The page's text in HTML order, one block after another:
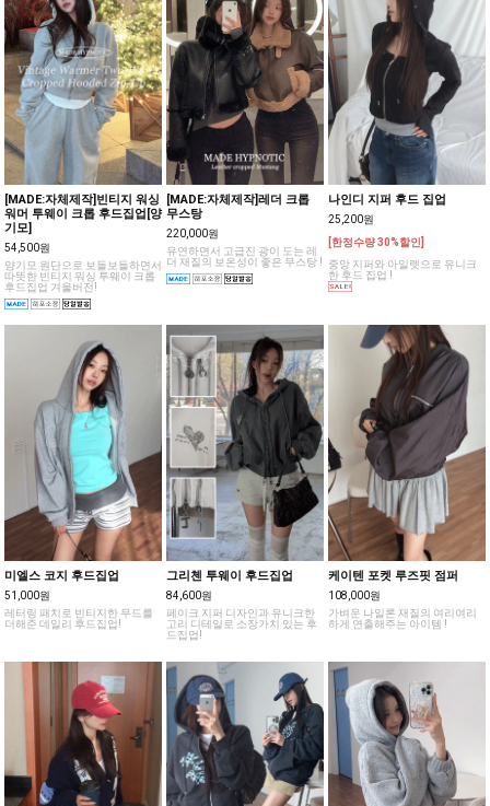
[MADE:자체제작]빈티지 워싱
워머 투웨이 크롭 후드집업[양
기모]
54,500원
양기모 원단으로 보들보들하면서
따뜻한 빈티지 워싱 투웨이 크롭
후드집업 겨울버전!
[MADE:자체제작]레더 크롭
무스탕
220,000원
유연하면서 고급진 광이 도는 레
더 재질의 보온성이 좋은 무스탕 !
나인디 지퍼 후드 집업
25,200원
[한정수량 30%할인]
중앙 지퍼와 아일렛으로 유니크
한 후드 집업 !
미엘스 코지 후드집업
51,000원
레터링 패치로 빈티지한 무드를
더해준 데일리 후드집업!
그리첸 투웨이 후드집업
84,600원
페이크 지퍼 디자인과 유니크한
고리 디테일로 소장가치 있는 후
드집업!
케이텐 포켓 루즈핏 점퍼
108,000원
가벼운 나일론 재질의 여리여리
하게 연출해주는 아이템 !